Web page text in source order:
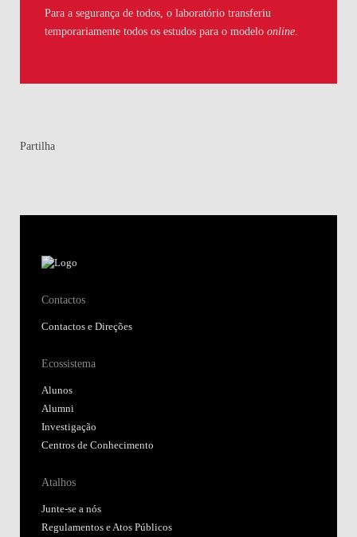
Para a segurança de todos, o laboratório transferiu
temporariamente todos os estudos para o modeloonline
Partilha
Contactos
Contactos e Direções
Ecossistema
Alunos
Alumni
Investigação
Centros de Conhecimento
Atalhos
Junte-se a nós
Regulamentos e Atos Públicos